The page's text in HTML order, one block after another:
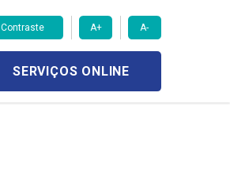
Contraste A+ A-
SERVIÇOS ONLINE